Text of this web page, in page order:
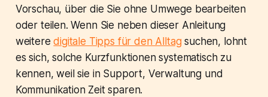
Vorschau, über die Sie ohne Umwege bearbeiten
oder teilen. Wenn Sie neben dieser Anleitung
weiteredigitale Tipps für den Alltag suchen, lohnt
es sich, solche Kurzfunktionen systematisch zu
kennen, weil sie in Support, Verwaltung und
Kommunikation Zeit sparen.